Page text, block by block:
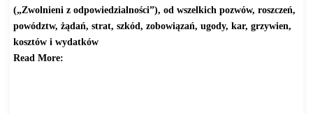
(„Zwolnieni z odpowiedzialności”), od wszelkich pozwów, roszczeń,
powództw, żądań, strat, szkód, zobowiązań, ugody, kar, grzywien,
kosztów i wydatków
Read More: